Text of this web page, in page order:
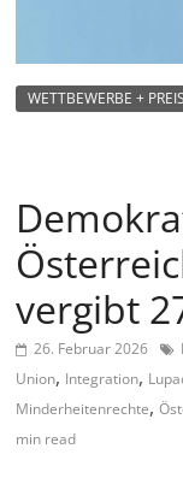
g
n
f
r
S
o
WETTBEWERBE +
vergibt
26. Februar 2026
Union, Integration,
Minderheitenrechte,
min read